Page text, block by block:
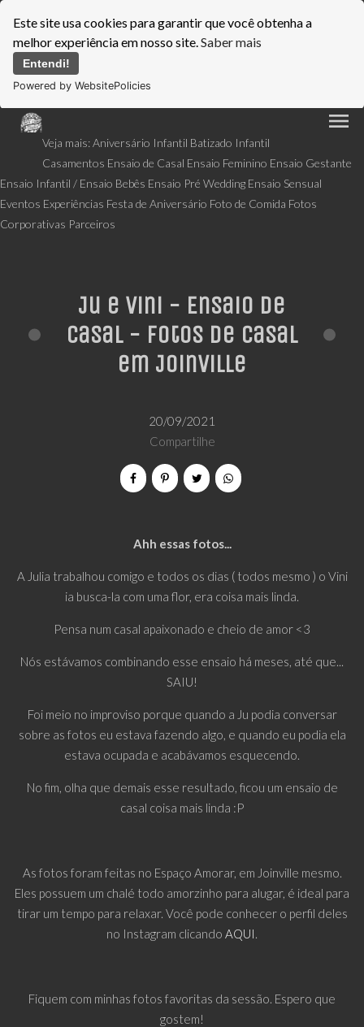
Este site usa cookies para garantir que você obtenha a
melhor experiência em nosso site.Saber mais
Entendi!
Powered by WebsitePolicies
menu
Veja mais:Aniversário Infantil Batizado Infantil
Casamentos Ensaio de Casal Ensaio Feminino Ensaio Gestante
Ensaio Infantil / Ensaio Bebês Ensaio Pré Wedding Ensaio Sensual
Eventos Experiências Festa de Aniversário Foto de Comida Fotos
Corporativas Parceiros
Ju e Vini - Ensaio de
Casal - Fotos de casal
em Joinville
20/09/2021
Compartilhe
Ahh essas fotos...
A Julia trabalhou comigo e todos os dias ( todos mesmo ) o Vini
ia busca-la com uma flor, era coisa mais linda.
Pensa num casal apaixonado e cheio de amor <3
Nós estávamos combinando esse ensaio há meses, até que...
SAIU!
Foi meio no improviso porque quando a Ju podia conversar
sobre as fotos eu estava fazendo algo, e quando eu podia ela
estava ocupada e acabávamos esquecendo.
No fim, olha que demais esse resultado, ficou um ensaio de
casal coisa mais linda :P
As fotos foram feitas no Espaço Amorar, em Joinville mesmo.
Eles possuem um chalé todo amorzinho para alugar, é ideal para
tirar um tempo para relaxar. Você pode conhecer o perfil deles
no Instagram clicando AQUI.
Fiquem com minhas fotos favoritas da sessão. Espero que
gostem!